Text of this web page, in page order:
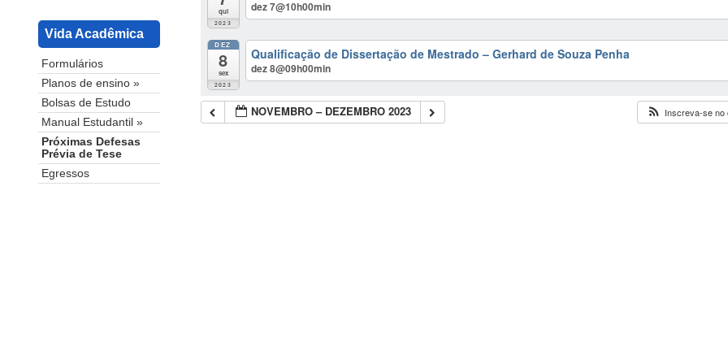
Vida Acadêmica
Formulários
Planos de ensino »
Bolsas de Estudo
Manual Estudantil »
Próximas Defesas
Prévia de Tese
Egressos
qui
2023
dez 7@10h00min
DEZ
8
sex
2023
Qualificação de Dissertação de Mestrado – Gerhard de Souza Penha
dez 8@09h00min
NOVEMBRO – DEZEMBRO 2023 Inscreva-se no